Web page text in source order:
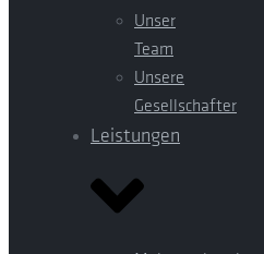
Unser
Team
Unsere
Gesellschafter
Leistungen